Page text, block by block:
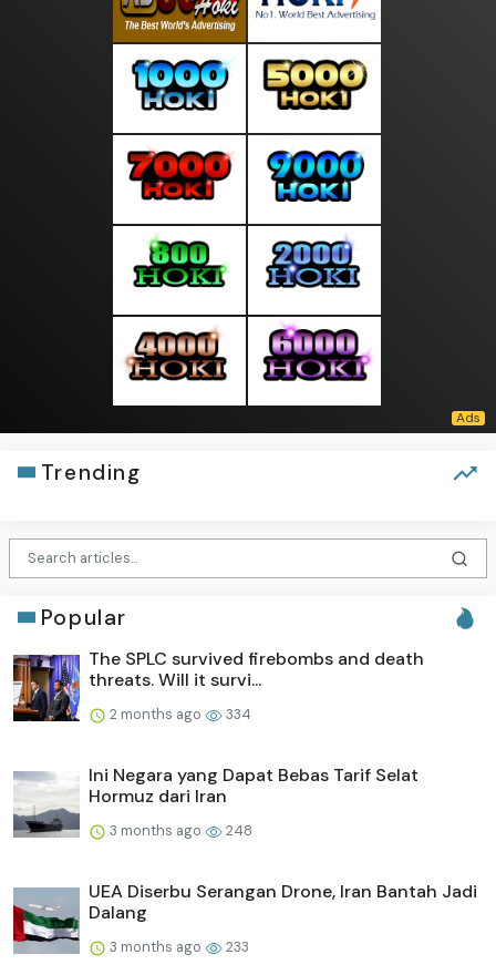
Trending
Popular
The SPLC survived firebombs and death
threats. Will it survi...
2 months ago 334
Ini Negara yang Dapat Bebas Tarif Selat
Hormuz dari Iran
3 months ago 248
UEA Diserbu Serangan Drone, Iran Bantah Jadi
Dalang
3 months ago 233